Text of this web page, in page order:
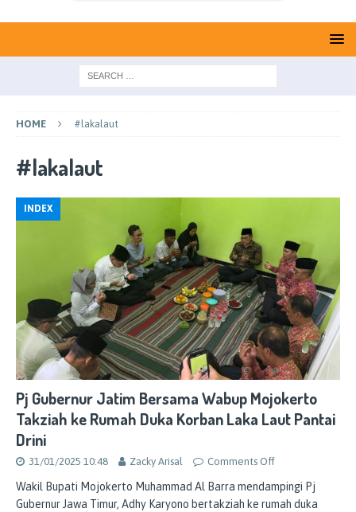
HOME #lakalaut
#lakalaut
INDEX
Pj Gubernur Jatim Bersama Wabup Mojokerto
Takziah ke Rumah Duka Korban Laka Laut Pantai
Drini
31/01/2025 10:48 Zacky Arisal Comments Off
Wakil Bupati Mojokerto Muhammad Al Barra mendampingi Pj
Gubernur Jawa Timur, Adhy Karyono bertakziah ke rumah duka